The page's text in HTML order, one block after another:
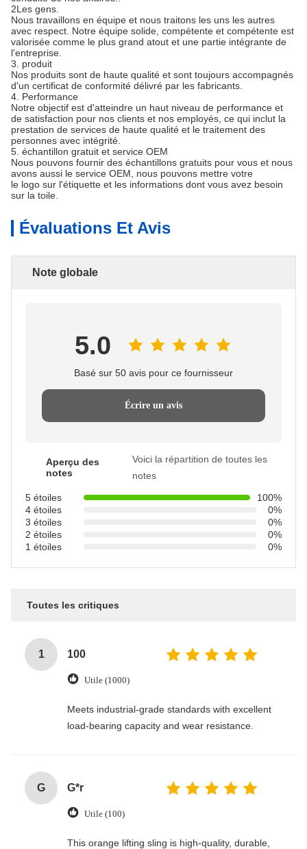
2Les gens.
Nous travaillons en équipe et nous traitons les uns les autres
avec respect. Notre équipe solide, compétente et compétente est
valorisée comme le plus grand atout et une partie intégrante de
l'entreprise.
3. produit
Nos produits sont de haute qualité et sont toujours accompagnés
d'un certificat de conformité délivré par les fabricants.
4. Performance
Notre objectif est d'atteindre un haut niveau de performance et
de satisfaction pour nos clients et nos employés, ce qui inclut la
prestation de services de haute qualité et le traitement des
personnes avec intégrité.
5. échantillon gratuit et service OEM
Nous pouvons fournir des échantillons gratuits pour vous et nous
avons aussi le service OEM, nous pouvons mettre votre
le logo sur l'étiquette et les informations dont vous avez besoin
sur la toile.
Évaluations Et Avis
Note globale
5.0
Basé sur 50 avis pour ce fournisseur
Écrire un avis
Aperçu des
notes
Voici la répartition de toutes les
notes
5 étoiles
100%
4 étoiles
0%
3 étoiles
0%
2 étoiles
0%
1 étoiles
0%
Toutes les critiques
1 100
Utile (1000)
Meets industrial-grade standards with excellent
load-bearing capacity and wear resistance.
G G*r
Utile (100)
This orange lifting sling is high-quality, durable,